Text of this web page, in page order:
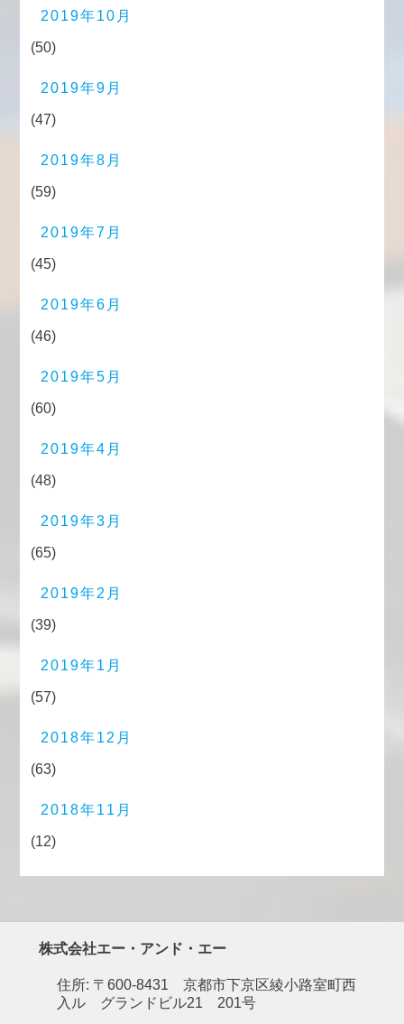
2019年10月
(50)
2019年9月
(47)
2019年8月
(59)
2019年7月
(45)
2019年6月
(46)
2019年5月
(60)
2019年4月
(48)
2019年3月
(65)
2019年2月
(39)
2019年1月
(57)
2018年12月
(63)
2018年11月
(12)
株式会社エー・アンド・エー
住所: 〒600-8431 京都市下京区綾小路室町西
入ル グランドビル21 201号